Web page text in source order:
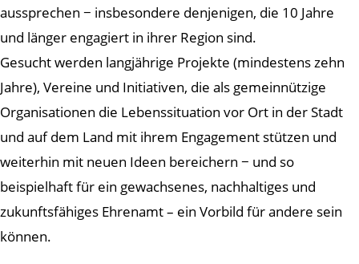
aussprechen − insbesondere denjenigen, die 10 Jahre
und länger engagiert in ihrer Region sind.
Gesucht werden langjährige Projekte (mindestens zehn
Jahre), Vereine und Initiativen, die als gemeinnützige
Organisationen die Lebenssituation vor Ort in der Stadt
und auf dem Land mit ihrem Engagement stützen und
weiterhin mit neuen Ideen bereichern − und so
beispielhaft für ein gewachsenes, nachhaltiges und
zukunftsfähiges Ehrenamt – ein Vorbild für andere sein
können.